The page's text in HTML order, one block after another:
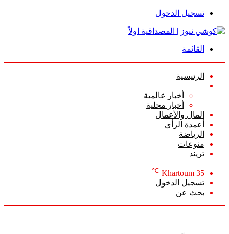
تسجيل الدخول
القائمة
الرئيسية
أخبار عالمية
أخبار محلية
المال والأعمال
أعمدة الرأي
الرياضة
منوعات
تريند
Khartoum 35
℃
تسجيل الدخول
بحث عن